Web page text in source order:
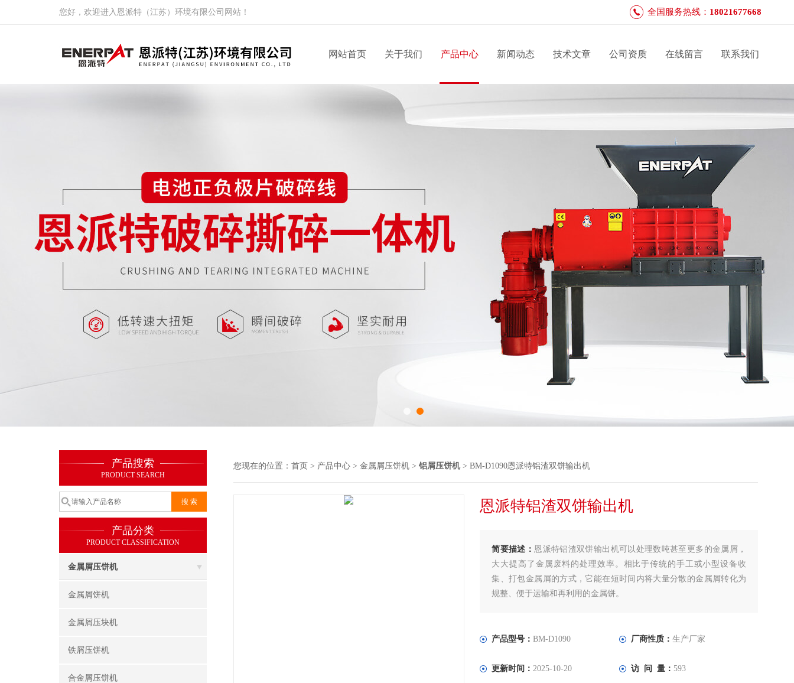
您好，欢迎进入恩派特（江苏）环境有限公司网站！ 全国服务热线： 18021677668
网站首页 关于我们 产品中心 新闻动态 技术文章 公司资质 在线留言 联系我们
产品搜索
PRODUCT SEARCH
产品分类
PRODUCT CLASSIFICATION
金属屑压饼机
金属屑饼机
金属屑压块机
铁屑压饼机
合金屑压饼机
您现在的位置： 首页 > 产品中心 > 金属屑压饼机 > 铝屑压饼机> BM-D1090恩派特铝渣双饼输出机
恩派特铝渣双饼输出机
简要描述：恩派特铝渣双饼输出机可以处理数吨甚至更多的金属屑，
大大提高了金属废料的处理效率。相比于传统的手工或小型设备收
集、打包金属屑的方式，它能在短时间内将大量分散的金属屑转化为
规整、便于运输和再利用的金属饼。
产品型号：BM-D1090 厂商性质： 生产厂家
更新时间：2025-10-20 访 问 量： 593